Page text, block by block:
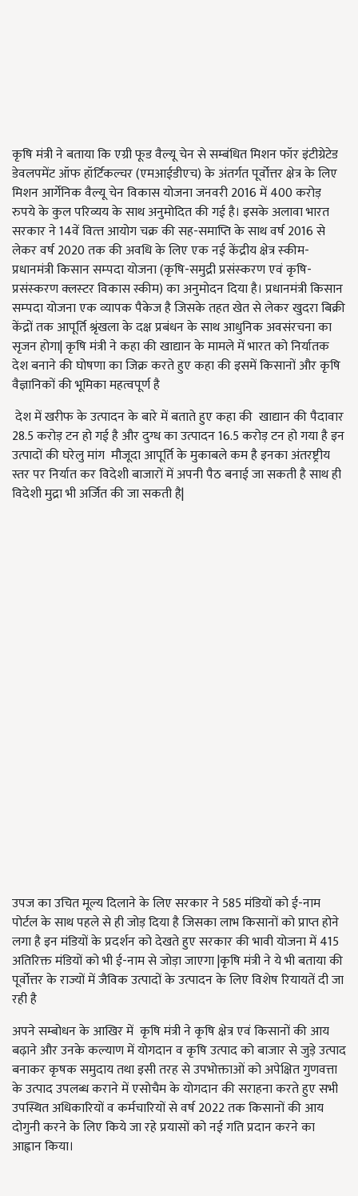
कृषि मंत्री ने बताया कि एग्री फूड वैल्यू चेन से सम्बंधित मिशन फॉर इंटीग्रेटेड
डेवलपमेंट ऑफ हॉर्टिकल्चर (एमआईडीएच) के अंतर्गत पूर्वोत्तर क्षेत्र के लिए
मिशन आर्गेनिक वैल्यू चेन विकास योजना जनवरी 2016 में 400 करोड़
रुपये के कुल परिव्यय के साथ अनुमोदित की गई है। इसके अलावा भारत
सरकार ने 14वें वित्‍त आयोग चक्र की सह-समाप्ति के साथ वर्ष 2016 से
लेकर वर्ष 2020 तक की अवधि के लिए एक नई केंद्रीय क्षेत्र स्‍कीम-
प्रधानमंत्री किसान सम्‍पदा योजना (कृषि-समुद्री प्रसंस्‍करण एवं कृषि-
प्रसंस्‍करण क्‍लस्‍टर विकास स्कीम) का अनुमोदन दिया है। प्रधानमंत्री किसान
सम्‍पदा योजना एक व्‍यापक पैकेज है जिसके तहत खेत से लेकर खुदरा बिक्री
केंद्रों तक आपूर्ति श्रृंखला के दक्ष प्रबंधन के साथ आधुनिक अवसंरचना का
सृजन होगा| कृषि मंत्री ने कहा की खाद्यान के मामले में भारत को निर्यातक
देश बनाने की घोषणा का जिक्र करते हुए कहा की इसमें किसानों और कृषि
वैज्ञानिकों की भूमिका महत्वपूर्ण है
देश में खरीफ के उत्पादन के बारे में बताते हुए कहा की खाद्यान की पैदावार
28.5 करोड़ टन हो गई है और दुग्ध का उत्पादन 16.5 करोड़ टन हो गया है इन
उत्पादों की घरेलु मांग मौजूदा आपूर्ति के मुकाबले कम है इनका अंतरष्ट्रीय
स्तर पर निर्यात कर विदेशी बाजारों में अपनी पैठ बनाई जा सकती है साथ ही
विदेशी मुद्रा भी अर्जित की जा सकती है|
उपज का उचित मूल्य दिलाने के लिए सरकार ने 585 मंडियों को ई-नाम
पोर्टल के साथ पहले से ही जोड़ दिया है जिसका लाभ किसानों को प्राप्त होने
लगा है इन मंडियों के प्रदर्शन को देखते हुए सरकार की भावी योजना में 415
अतिरिक्त मंडियों को भी ई-नाम से जोड़ा जाएगा |कृषि मंत्री ने ये भी बताया की
पूर्वोत्तर के राज्यों में जैविक उत्पादों के उत्पादन के लिए विशेष रियायतें दी जा
रही है
अपने सम्बोधन के आखिर में कृषि मंत्री ने कृषि क्षेत्र एवं किसानों की आय
बढ़ाने और उनके कल्याण में योगदान व कृषि उत्पाद को बाजार से जुड़े उत्पाद
बनाकर कृषक समुदाय तथा इसी तरह से उपभोक्ताओं को अपेक्षित गुणवत्ता
के उत्पाद उपलब्ध कराने में एसोचैम के योगदान की सराहना करते हुए सभी
उपस्थित अधिकारियों व कर्मचारियों से वर्ष 2022 तक किसानों की आय
दोगुनी करने के लिए किये जा रहे प्रयासों को नई गति प्रदान करने का
आह्वान किया।